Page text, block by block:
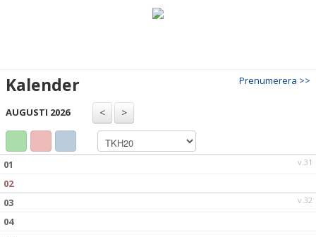
BILDGALLERI
DOKUMENT
KONTAKT
Prenumerera >>
Kalender
AUGUSTI 2026
v.31
01
02
v.32
03
04